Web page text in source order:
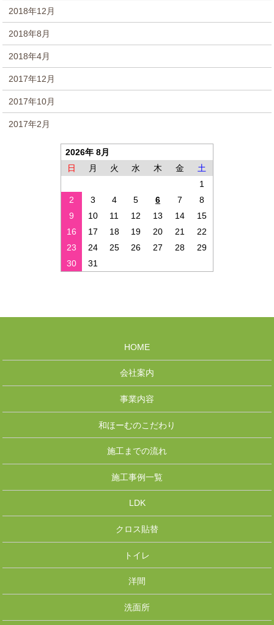
2018年12月
2018年8月
2018年4月
2017年12月
2017年10月
2017年2月
2026年 8月
日
月 火 水 木 金
土
1
2
3 4 5 6 7
8
9
10 11 12 13 14
15
16
17 18 19 20 21
22
23
24 25 26 27 28
29
30
31
HOME
会社案内
事業内容
和ほーむのこだわり
施工までの流れ
施工事例一覧
LDK
クロス貼替
トイレ
洋間
洗面所